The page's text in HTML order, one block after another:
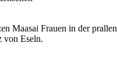
Maasai Frauen in der
von Eseln.